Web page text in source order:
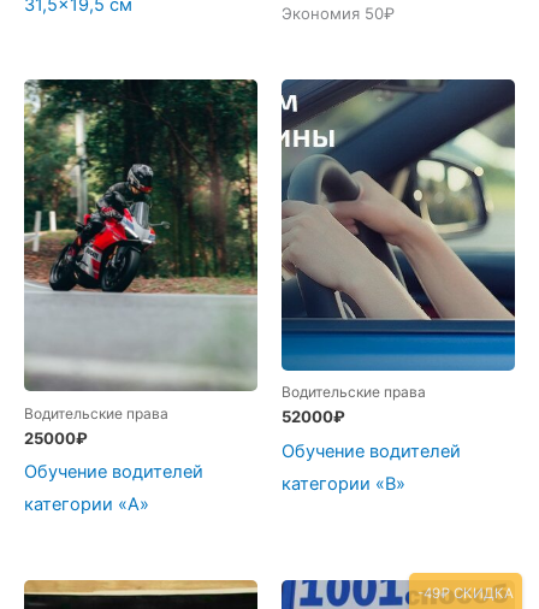
Экономия 50₽
Водительские права
25000₽
Обучение водителей
категории «А»
Водительские права
52000₽
Обучение водителей
категории «В»
-49₽ СКИДКА